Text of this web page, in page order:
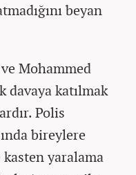
beyan
Mohammed
katılmak
Polis
bireylere
yaralama